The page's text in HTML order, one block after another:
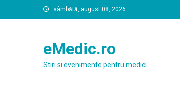
to
sâmbătă, august 08, 2026
eMedic.ro
Stiri si evenimente pentru medici